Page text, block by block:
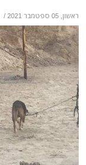
ראשון, 05 ספטמבר 2021 /